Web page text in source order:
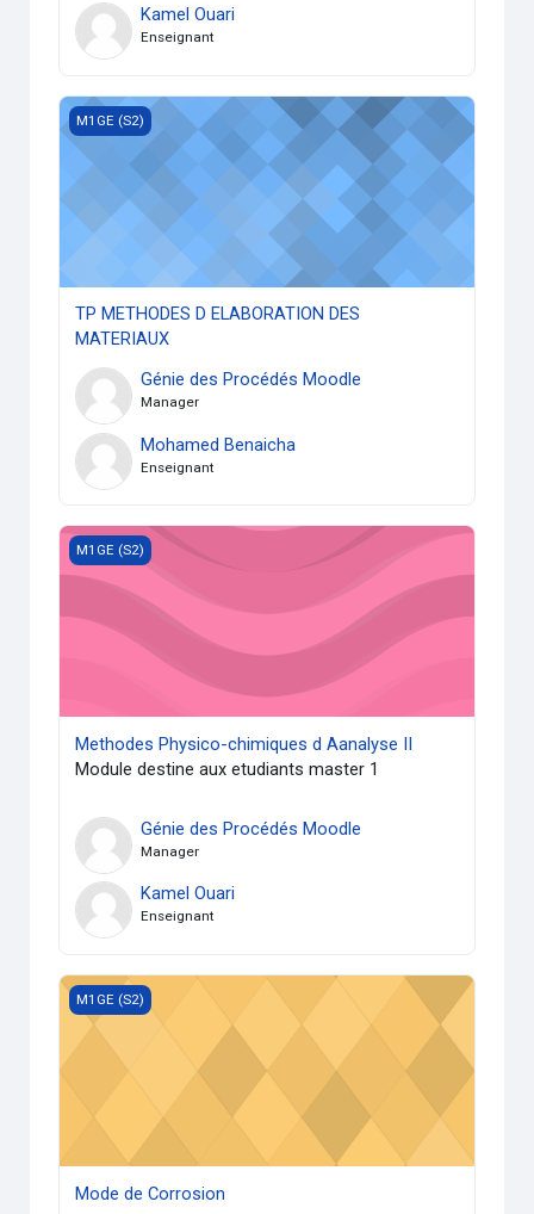
Kamel Ouari
Enseignant
TP METHODES D ELABORATION DES MATERIAUX
M1GE (S2)
TP METHODES D ELABORATION DES
MATERIAUX
Génie des Procédés Moodle
Manager
Mohamed Benaicha
Enseignant
Methodes Physico-chimiques d Aanalyse II
M1GE (S2)
Methodes Physico-chimiques d Aanalyse II
Module destine aux etudiants master 1
Génie des Procédés Moodle
Manager
Kamel Ouari
Enseignant
Mode de Corrosion
M1GE (S2)
Mode de Corrosion